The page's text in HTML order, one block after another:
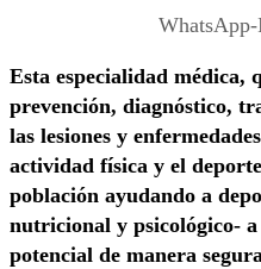
Esta especialidad médica,
prevención, diagnóstico,
las lesiones y
actividad física y el
población ayudando a
nutricional y psicológico-
potencial de manera